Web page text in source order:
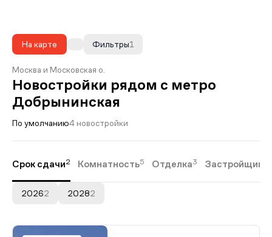
На карте 1
Фильтры
Москва и Московская о.
Новостройки рядом с метро
Добрынинская
По умолчанию4 новостройки
Срок сдачи2 Комнатность5 Отделка3 Застройщики
20262 20282